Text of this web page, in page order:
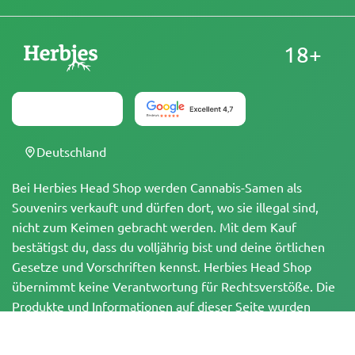
Bei Herbies Head Shop werden Cannabis-Samen als
Souvenirs verkauft und dürfen dort, wo sie illegal sind,
nicht zum Keimen gebracht werden. Mit dem Kauf
bestätigst du, dass du volljährig bist und deine örtlichen
Gesetze und Vorschriften kennst. Herbies Head Shop
übernimmt keine Verantwortung für Rechtsverstöße. Die
Produkte und Informationen auf dieser Seite wurden
18+
Deutschland